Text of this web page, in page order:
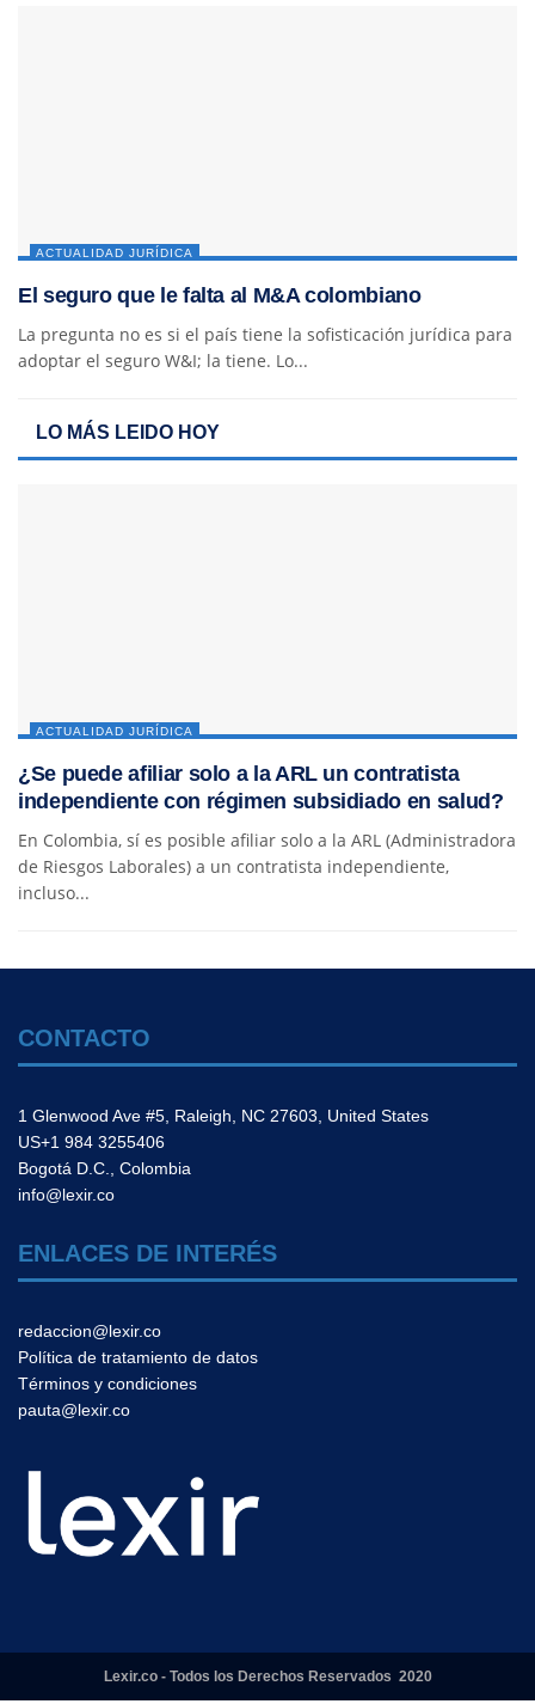
ACTUALIDAD JURÍDICA
El seguro que le falta al M&A colombiano
La pregunta no es si el país tiene la sofisticación jurídica para
adoptar el seguro W&I; la tiene. Lo...
LO MÁS LEIDO HOY
ACTUALIDAD JURÍDICA
¿Se puede afiliar solo a la ARL un contratista
independiente con régimen subsidiado en salud?
En Colombia, sí es posible afiliar solo a la ARL (Administradora
de Riesgos Laborales) a un contratista independiente,
incluso...
CONTACTO
1 Glenwood Ave #5, Raleigh, NC 27603, United States
US+1 984 3255406
Bogotá D.C., Colombia
info@lexir.co
ENLACES DE INTERÉS
redaccion@lexir.co
Política de tratamiento de datos
Términos y condiciones
pauta@lexir.co
Lexir.co - Todos los Derechos Reservados 2020